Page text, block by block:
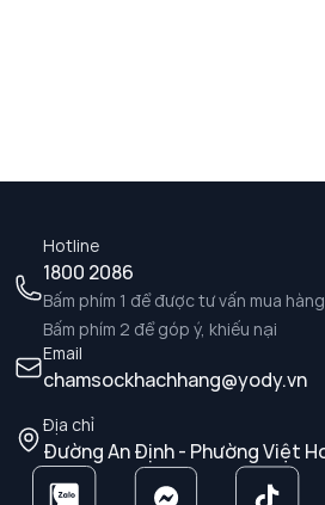
Hotline
1800 2086
Bấm phím 1 để được tư vấn mua hàng
Bấm phím 2 để góp ý, khiếu nại
Email
chamsockhachhang@yody.vn
Địa chỉ
Đường An Định - Phường Việt